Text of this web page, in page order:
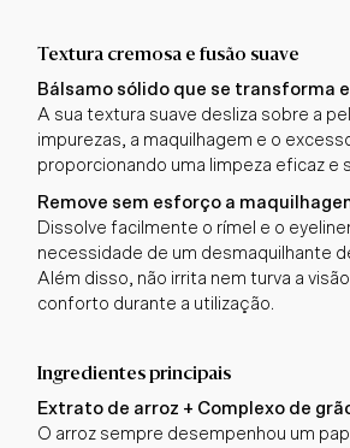
Textura cremosa e fusão suave
Bálsamo sólido que se transforma
A sua textura suave desliza sobre a
impurezas, a maquilhagem e o
proporcionando uma limpeza eficaz e
Remove sem esforço a
Dissolve facilmente o rímel e o
necessidade de um desmaquilhante
Além disso, não irrita nem turva a
conforto durante a utilização.
Ingredientes principais
Extrato de arroz + Complexo de
O arroz sempre desempenhou um